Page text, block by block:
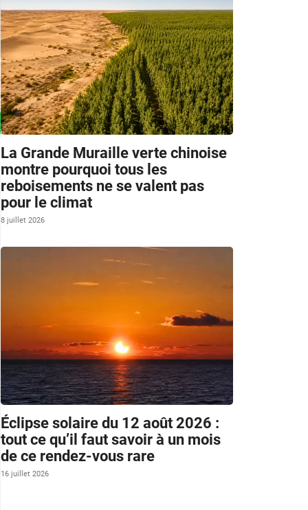
La Grande Muraille verte chinoise
montre pourquoi tous les
reboisements ne se valent pas
pour le climat
8 juillet 2026
Éclipse solaire du 12 août 2026 :
tout ce qu’il faut savoir à un mois
de ce rendez-vous rare
16 juillet 2026